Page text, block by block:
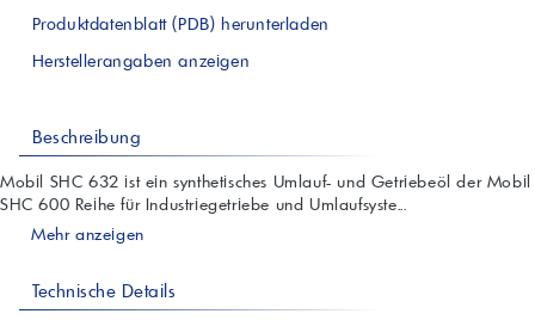
Produktdatenblatt (PDB) herunterladen
Herstellerangaben anzeigen
Beschreibung
Mobil SHC 632 ist ein synthetisches Umlauf- und Getriebeöl der Mobil
SHC 600 Reihe für Industriegetriebe und Umlaufsyste...
Mehr anzeigen
Technische Details